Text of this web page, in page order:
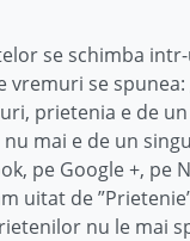
se schimba
vremuri se
prietenia e de un
mai e de un
pe Google +, pe
uitat de
nu le mai